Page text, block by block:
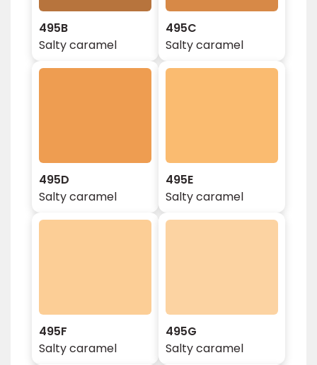
495B
Salty caramel
495C
Salty caramel
495D
Salty caramel
495E
Salty caramel
495F
Salty caramel
495G
Salty caramel